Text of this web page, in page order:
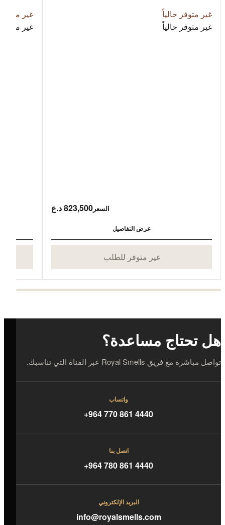
غير متوفر حالياً
غير متوفر حالياً
السعر 823,500 د.ع
عرض التفاصيل
غير متوفر للطلب
غير متوفر
غير متوفر
هل تحتاج مساعدة؟
تواصل مباشرة مع فريق Royal Smells عبر القناة التي تناسبك.
واتساب
+964 770 861 4440
اتصل بنا
+964 780 861 4440
البريد الإلكتروني
info@royalsmells.com